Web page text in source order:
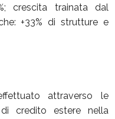
crescita trainata dal
+33% di strutture e
attraverso le
credito estere nella